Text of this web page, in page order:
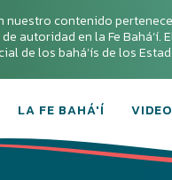
nuestro contenido
autoridad en la Fe Bahá‘í.
de los bahá’ís de los
LA FE BAHÁ'Í